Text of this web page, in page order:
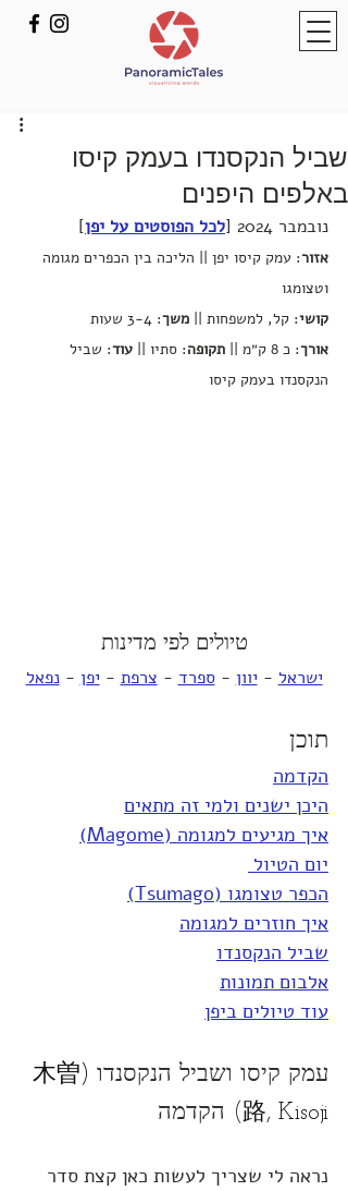
שביל הנקסנדו בעמק קיסו
באלפים היפנים
נובמבר 2024 [ לכל הפוסטים על יפן]
אזור: עמק קיסו יפן || הליכה בין הכפרים מגומה
וטצומגו
קושי: קל, למשפחות || משך: 3-4 שעות
אורך: כ 8 ק״מ || תקופה: סתיו || עוד: שביל
הנקסנדו בעמק קיסו
טיולים לפי מדינות
ישראל - יוון - ספרד - צרפת - יפן - נפאל
תוכן
הקדמה
היכן ישנים ולמי זה מתאים
איך מגיעים למגומה (Magome)
יום הטיול
הכפר טצומגו (Tsumago)
איך חוזרים למגומה
שביל הנקסנדו
אלבום תמונות
עוד טיולים ביפן
עמק קיסו ושביל הנקסנדו
(木曽
路, Kisoji) הקדמה
נראה לי שצריך לעשות כאן קצת סדר